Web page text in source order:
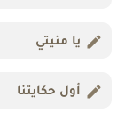
يا منيتي
أول حكايتنا